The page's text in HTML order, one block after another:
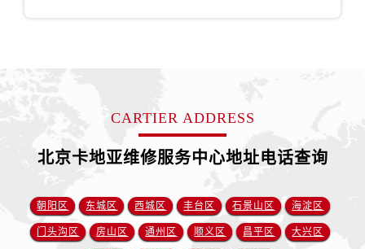
CARTIER ADDRESS
北京卡地亚维修服务中心地址电话查询
朝阳区 东城区 西城区 丰台区 石景山区 海淀区
门头沟区 房山区 通州区 顺义区 昌平区 大兴区